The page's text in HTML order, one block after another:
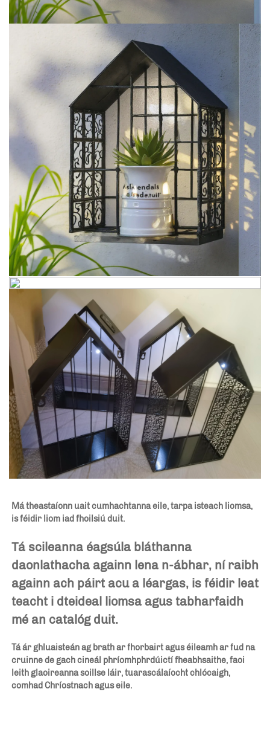
Má theastaíonn uait cumhachtanna eile, tarpa isteach liomsa,
is féidir liom iad fhoilsiú duit.
Tá scileanna éagsúla bláthanna
daonlathacha againn lena n-ábhar, ní raibh
againn ach páirt acu a léargas, is féidir leat
teacht i dteideal liomsa agus tabharfaidh
mé an catalóg duit.
Tá ár ghluaisteán ag brath ar fhorbairt agus éileamh ar fud na
cruinne de gach cineál phríomhphrdúictí fheabhsaithe, faoi
leith glaoireanna soillse láir, tuarascálaíocht chlócaigh,
comhad Chríostnach agus eile.